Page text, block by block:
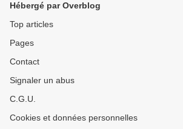
Hébergé par Overblog
Top articles
Pages
Contact
Signaler un abus
C.G.U.
Cookies et données personnelles